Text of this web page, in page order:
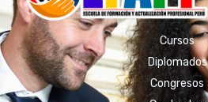
Cursos
Diplomados
Congresos